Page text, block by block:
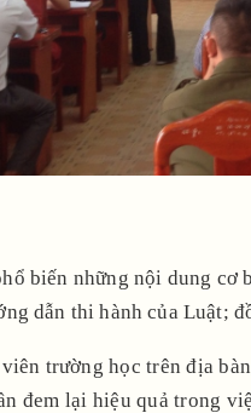
biến những nội dung
dẫn thi hành của
trường học trên địa
đem lại hiệu quả trong